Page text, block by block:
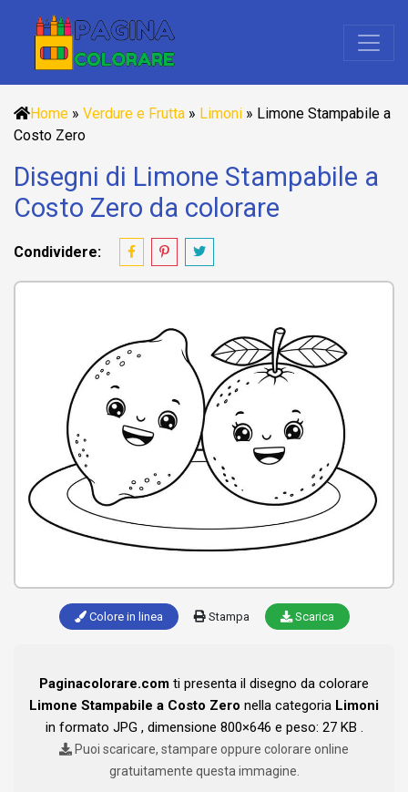
Home » Verdure e Frutta » Limoni » Limone Stampabile a
Costo Zero
Disegni di Limone Stampabile a
Costo Zero da colorare
Condividere:
Colore in linea Stampa Scarica
Paginacolorare.com ti presenta il disegno da colorare
Limone Stampabile a Costo Zero nella categoria Limoni
in formato JPG , dimensione 800×646 e peso: 27 KB .
Puoi scaricare, stampare oppure colorare online
gratuitamente questa immagine.